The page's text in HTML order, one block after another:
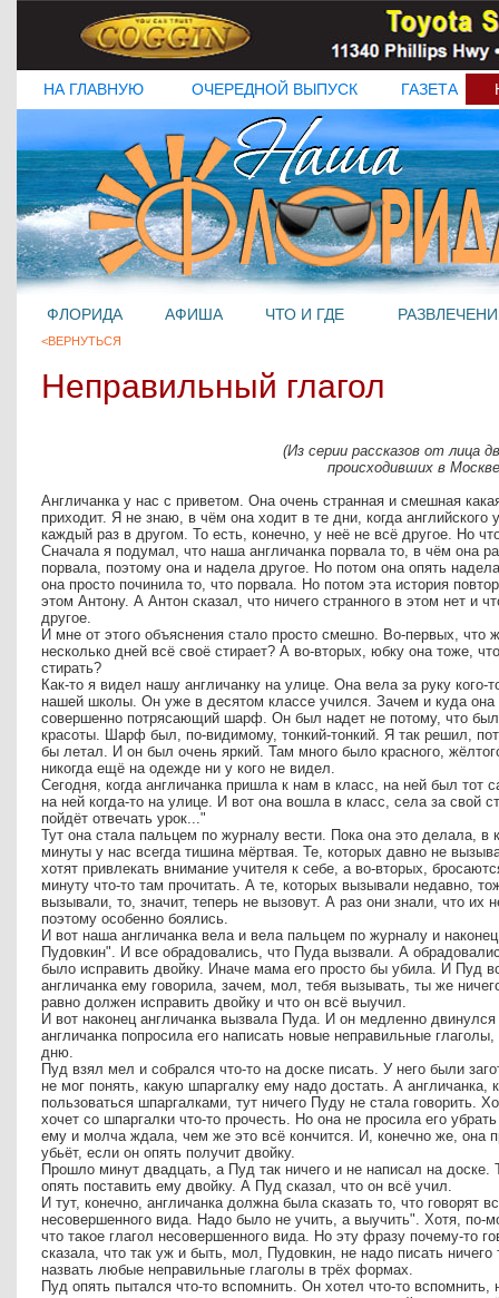
НА ГЛАВНУЮ ОЧЕРЕДНОЙ ВЫПУСК ГАЗЕТА
ФЛОРИДА АФИША ЧТО И ГДЕ
<ВЕРНУТЬСЯ
Неправильный глагол
(Из серии рассказов от лица
происходивших в
Англичанка у нас с приветом. Она очень странная и смешная
приходит. Я не знаю, в чём она ходит в те дни, когда английского
каждый раз в другом. То есть, конечно, у неё не всё другое. Но
Сначала я подумал, что наша англичанка порвала то, в чём она
порвала, поэтому она и надела другое. Но потом она опять
она просто починила то, что порвала. Но потом эта история
этом Антону. А Антон сказал, что ничего странного в этом нет и
другое.
И мне от этого объяснения стало просто смешно. Во-первых, что
несколько дней всё своё стирает? А во-вторых, юбку она тоже,
стирать?
Как-то я видел нашу англичанку на улице. Она вела за руку
нашей школы. Он уже в десятом классе учился. Зачем и куда
совершенно потрясающий шарф. Он был надет не потому, что
красоты. Шарф был, по-видимому, тонкий-тонкий. Я так решил,
бы летал. И он был очень яркий. Там много было красного,
никогда ещё на одежде ни у кого не видел.
Сегодня, когда англичанка пришла к нам в класс, на ней был
на ней когда-то на улице. И вот она вошла в класс, села за свой
пойдёт отвечать урок..."
Тут она стала пальцем по журналу вести. Пока она это делала, в
минуты у нас всегда тишина мёртвая. Те, которых давно не
хотят привлекать внимание учителя к себе, а во-вторых,
минуту что-то там прочитать. А те, которых вызывали недавно,
вызывали, то, значит, теперь не вызовут. А раз они знали, что их
поэтому особенно боялись.
И вот наша англичанка вела и вела пальцем по журналу и
Пудовкин". И все обрадовались, что Пуда вызвали. А
было исправить двойку. Иначе мама его просто бы убила. И Пуд
англичанка ему говорила, зачем, мол, тебя вызывать, ты же
равно должен исправить двойку и что он всё выучил.
И вот наконец англичанка вызвала Пуда. И он медленно
англичанка попросила его написать новые неправильные
дню.
Пуд взял мел и собрался что-то на доске писать. У него были
не мог понять, какую шпаргалку ему надо достать. А англичанка,
пользоваться шпаргалками, тут ничего Пуду не стала говорить.
хочет со шпаргалки что-то прочесть. Но она не просила его
ему и молча ждала, чем же это всё кончится. И, конечно же, она
убьёт, если он опять получит двойку.
Прошло минут двадцать, а Пуд так ничего и не написал на доске.
опять поставить ему двойку. А Пуд сказал, что он всё учил.
И тут, конечно, англичанка должна была сказать то, что говорят
несовершенного вида. Надо было не учить, а выучить". Хотя, по-
что такое глагол несовершенного вида. Но эту фразу почему-то
сказала, что так уж и быть, мол, Пудовкин, не надо писать ничего
назвать любые неправильные глаголы в трёх формах.
Пуд опять пытался что-то вспомнить. Он хотел что-то вспомнить,